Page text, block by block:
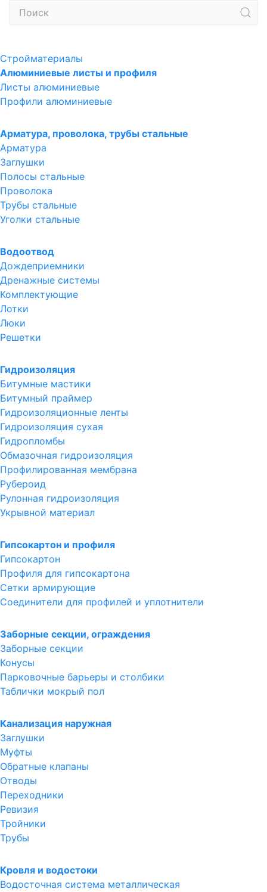
Стройматериалы
Алюминиевые листы и профиля
Листы алюминиевые
Профили алюминиевые
Арматура, проволока, трубы стальные
Арматура
Заглушки
Полосы стальные
Проволока
Трубы стальные
Уголки стальные
Водоотвод
Дождеприемники
Дренажные системы
Комплектующие
Лотки
Люки
Решетки
Гидроизоляция
Битумные мастики
Битумный праймер
Гидроизоляционные ленты
Гидроизоляция сухая
Гидропломбы
Обмазочная гидроизоляция
Профилированная мембрана
Рубероид
Рулонная гидроизоляция
Укрывной материал
Гипсокартон и профиля
Гипсокартон
Профиля для гипсокартона
Сетки армирующие
Соединители для профилей и уплотнители
Заборные секции, ограждения
Заборные секции
Конусы
Парковочные барьеры и столбики
Таблички мокрый пол
Канализация наружная
Заглушки
Муфты
Обратные клапаны
Отводы
Переходники
Ревизия
Тройники
Трубы
Кровля и водостоки
Водосточная система металлическая